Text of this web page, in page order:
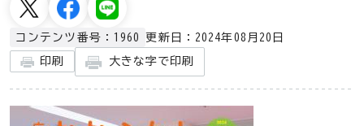
コンテンツ番号：1960 更新日：2024年08月20日
印刷 大きな字で印刷